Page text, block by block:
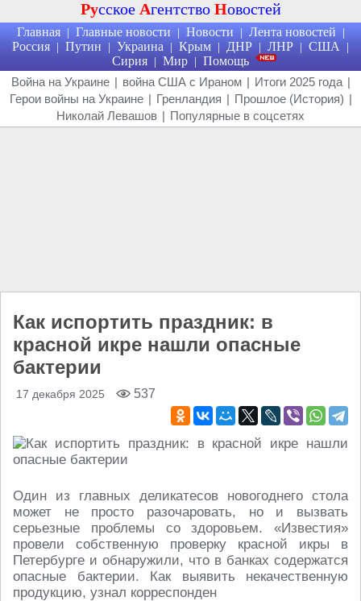
Русское Агентство Новостей
Главная | Главные новости | Новости | Лента новостей |
Россия | Путин | Украина | Крым | ДНР | ЛНР | США |
Сирия | Мир | Помощь
Война на Украине | война США с Ираном | Итоги 2025 года |
Герои войны на Украине | Гренландия | Прошлое (История) |
Николай Левашов | Популярные в соцсетях
Как испортить праздник: в
красной икре нашли опасные
бактерии
17 декабря 2025 537
Один из главных деликатесов новогоднего стола
может не просто разочаровать, но и вызвать
серьезные проблемы со здоровьем. «Известия»
провели собственную проверку красной икры в
Петербурге и обнаружили, что в банках содержатся
опасные бактерии. Как выявить некачественную
продукцию, узнал корреспонден